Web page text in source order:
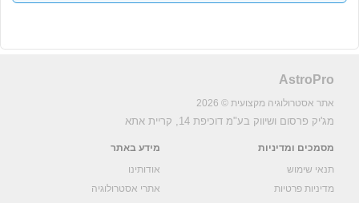
AstroPro
אתר אסטרולוגיה מקצועית © 2026
מג'יק פרסום ושיווק בע"מ דוכיפת 14, קריית אתא
מסמכים ומדיניות
תנאי שימוש
מדיניות פרטיות
מידע באתר
אודותינו
אתרי אסטרולוגיה